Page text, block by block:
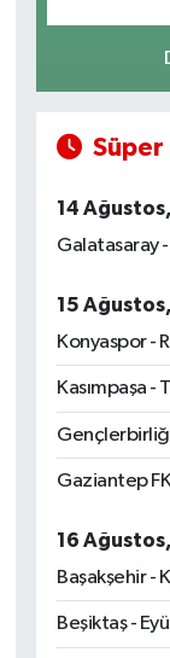
Süper
14
Galatasaray
15
Konyaspor -
Kasımpaşa -
Gaziantep
16
Başakşehir -
Beşiktaş -